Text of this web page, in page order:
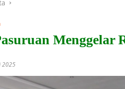
Menggelar
2025